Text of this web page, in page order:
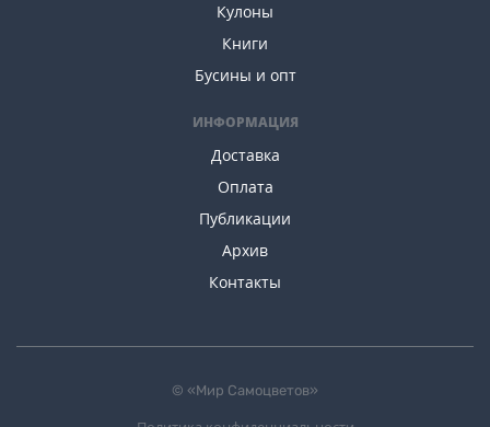
Кулоны
Книги
Бусины и опт
ИНФОРМАЦИЯ
Доставка
Оплата
Публикации
Архив
Контакты
© «Мир Самоцветов»